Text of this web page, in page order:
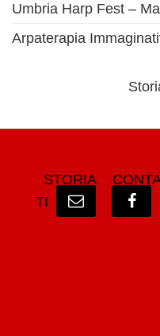
Umbria Harp Fest –
Arpaterapia
STORIA
TI